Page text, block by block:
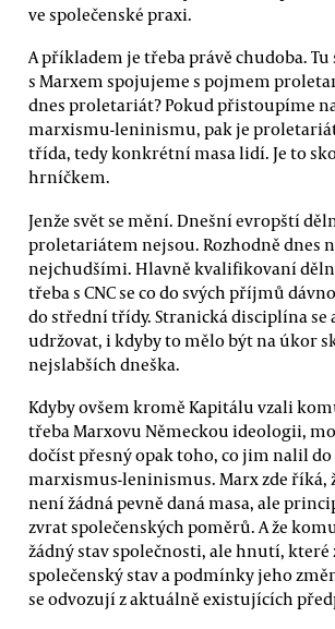
ve společenské praxi.
A příkladem je třeba právě chudoba.
s Marxem spojujeme s pojmem
dnes proletariát? Pokud přistoupíme
marxismu-leninismu, pak je
třída, tedy konkrétní masa lidí. Je to
hrníčkem.
Jenže svět se mění. Dnešní evropští
proletariátem nejsou. Rozhodně dnes
nejchudšími. Hlavně kvalifikovaní
třeba s CNC se co do svých příjmů
do střední třídy. Stranická disciplína se
udržovat, i kdyby to mělo být na úkor
nejslabších dneška.
Kdyby ovšem kromě Kapitálu vzali
třeba Marxovu Německou ideologii,
dočíst přesný opak toho, co jim nalil
marxismus-leninismus. Marx zde říká,
není žádná pevně daná masa, ale
zvrat společenských poměrů. A že
žádný stav společnosti, ale hnutí,
společenský stav a podmínky jeho
se odvozují z aktuálně existujících